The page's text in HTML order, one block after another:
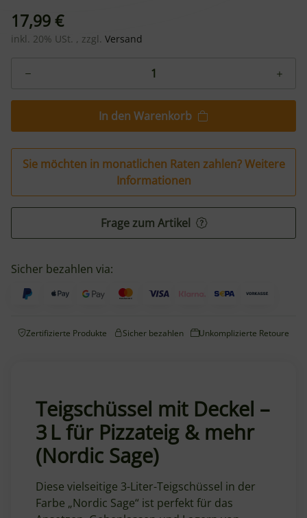
17,99 €
inkl. 20% USt. , zzgl. Versand
In den Warenkorb
Sie möchten in monatlichen Raten zahlen?Weitere
Informationen
Frage zum Artikel
Sicher bezahlen via:
Zertifizierte Produkte Sicher bezahlen Unkomplizierte Retoure
Teigschüssel mit Deckel –
3 L für Pizzateig & mehr
(Nordic Sage)
Diese vielseitige 3-Liter-Teigschüssel in der
Farbe „Nordic Sage“ ist perfekt für das